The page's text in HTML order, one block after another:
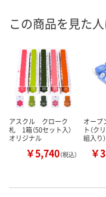
この商品を見た
アスクル クローク
札 1箱（50セット入）
オリジナル
￥5,740（税込）
オープ
ト（ク
組入り）
￥